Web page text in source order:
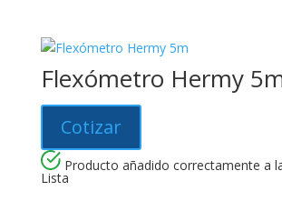
Flexómetro Hermy
Cotizar
Producto añadido correctamente a
Lista